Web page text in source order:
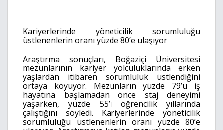
Kariyerlerinde yöneticilik sorumluluğu
üstlenenlerin oranı yüzde 80’e ulaşıyor
Araştırma sonuçları, Boğaziçi Üniversitesi
mezunlarının kariyer yolculuklarında erken
yaşlardan itibaren sorumluluk üstlendiğini
ortaya koyuyor. Mezunların yüzde 79’u iş
hayatına başlamadan önce staj deneyimi
yaşarken, yüzde 55’i öğrencilik yıllarında
çalıştığını söyledi. Kariyerlerinde yöneticilik
sorumluluğu üstlenenlerin oranı yüzde 80’e